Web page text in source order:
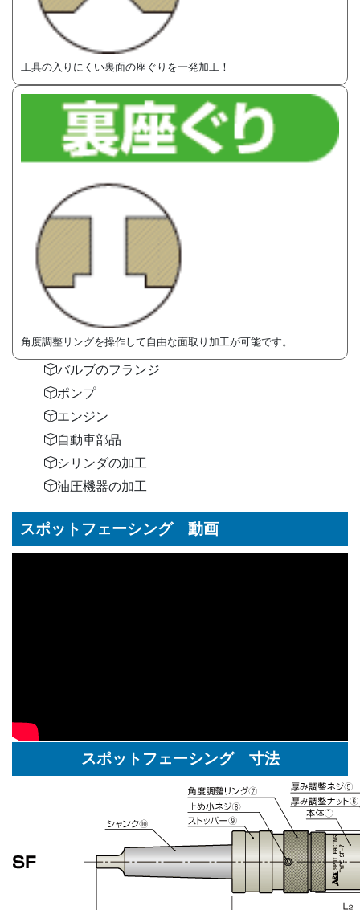
工具の入りにくい裏面の座ぐりを一発加工！
角度調整リングを操作して自由な面取り加工が可能です。
バルブのフランジ
ポンプ
エンジン
自動車部品
シリンダの加工
油圧機器の加工
スポットフェーシング 動画
スポットフェーシング 寸法